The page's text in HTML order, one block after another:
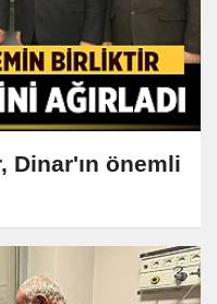
Dinar'ın önemli